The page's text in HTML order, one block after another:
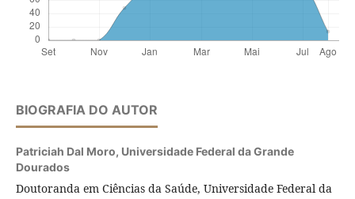
BIOGRAFIA DO AUTOR
Patriciah Dal Moro, Universidade Federal da Grande
Dourados
Doutoranda em Ciências da Saúde, Universidade Federal da